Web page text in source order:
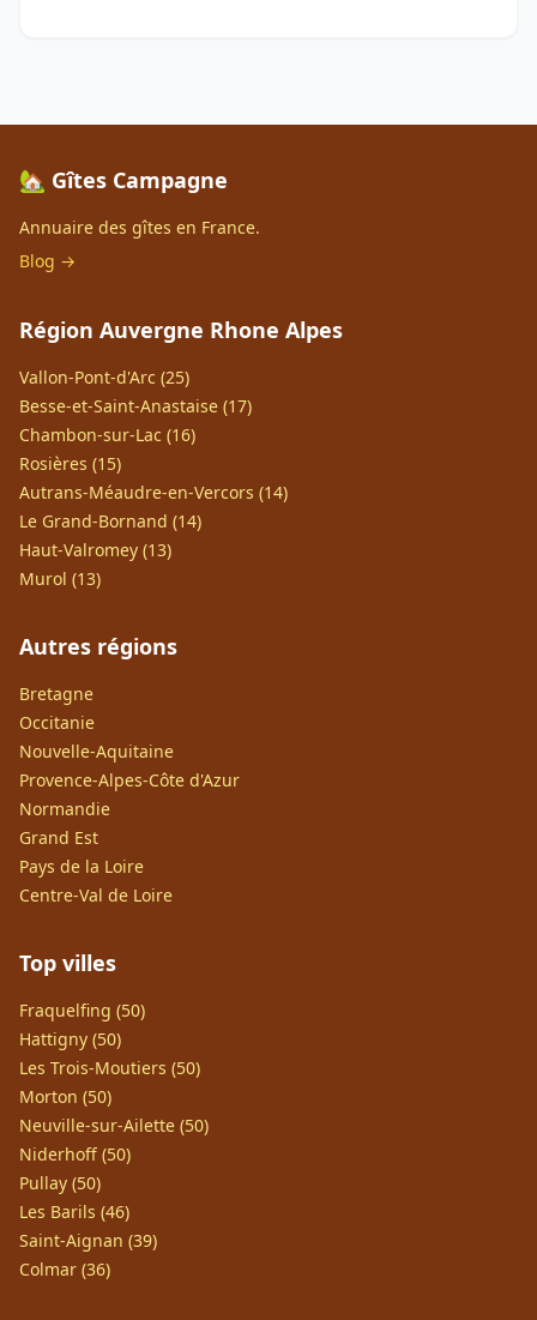
🏡 Gîtes Campagne
Annuaire des gîtes en France.
Blog →
Région Auvergne Rhone Alpes
Vallon-Pont-d'Arc (25)
Besse-et-Saint-Anastaise (17)
Chambon-sur-Lac (16)
Rosières (15)
Autrans-Méaudre-en-Vercors (14)
Le Grand-Bornand (14)
Haut-Valromey (13)
Murol (13)
Autres régions
Bretagne
Occitanie
Nouvelle-Aquitaine
Provence-Alpes-Côte d'Azur
Normandie
Grand Est
Pays de la Loire
Centre-Val de Loire
Top villes
Fraquelfing (50)
Hattigny (50)
Les Trois-Moutiers (50)
Morton (50)
Neuville-sur-Ailette (50)
Niderhoff (50)
Pullay (50)
Les Barils (46)
Saint-Aignan (39)
Colmar (36)